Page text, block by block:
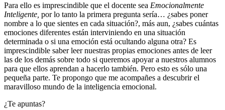
Para ello es imprescindible que el docente sea Emocionalmente
Inteligente, por lo tanto la primera pregunta sería… ¿sabes poner
nombre a lo que sientes en cada situación?, más aun, ¿sabes cuántas
emociones diferentes están interviniendo en una situación
determinada o si una emoción está ocultando alguna otra? Es
imprescindible saber leer nuestras propias emociones antes de leer
las de los demás sobre todo si queremos apoyar a nuestros alumnos
para que ellos aprendan a hacerlo también. Pero esto es sólo una
pequeña parte. Te propongo que me acompañes a descubrir el
maravilloso mundo de la inteligencia emocional.
¿Te apuntas?